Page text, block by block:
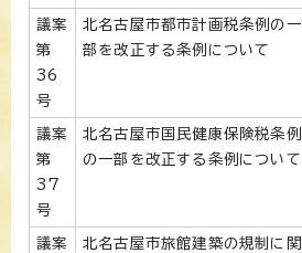
議案
第
36
号
北名古屋市都市計画税条例の一
部を改正する条例について
議案
第
37
号
北名古屋市国民健康保険税条例
の一部を改正する条例について
議案
北名古屋市旅館建築の規制に関